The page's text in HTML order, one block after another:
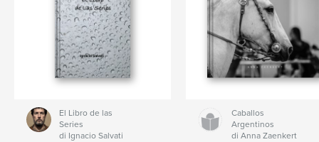
El Libro de las
Series
di Ignacio Salvati
Caballos
Argentinos
di Anna Zaenkert